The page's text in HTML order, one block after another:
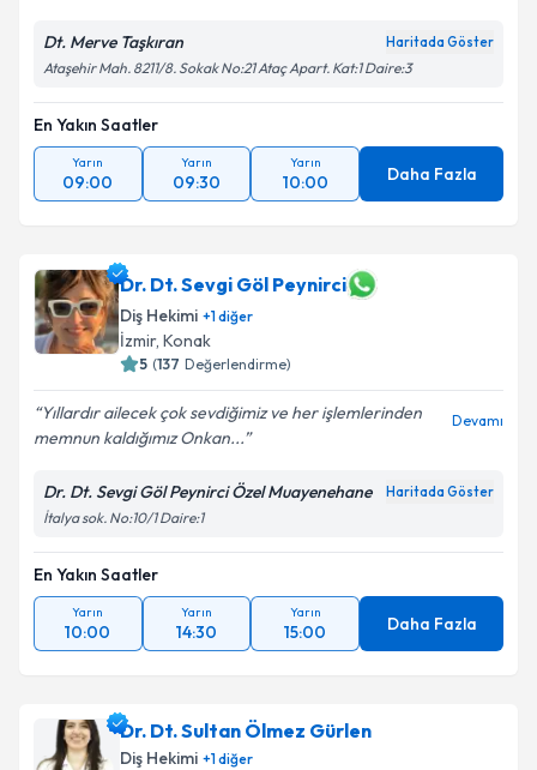
Takvim Talebini Gönder
Dt. Merve Taşkıran Haritada Göster
Ataşehir Mah. 8211/8. Sokak No:21 Ataç Apart. Kat:1 Daire:3
En Yakın Saatler
Yarın
09:00
Yarın
09:30
Yarın
10:00 Daha Fazla
Dr. Dt. Sevgi Göl Peynirci
Diş Hekimi +1diğer
İzmir, Konak
5 (137 Değerlendirme)
Yıllardır ailecek çok sevdiğimiz ve her işlemlerinden
memnun kaldığımız Onkan...
Devamı
Dr. Dt. Sevgi Göl Peynirci Özel Muayenehane Haritada Göster
İtalya sok. No:10/1 Daire:1
En Yakın Saatler
Yarın
10:00
Yarın
14:30
Yarın
15:00 Daha Fazla
Dr. Dt. Sultan Ölmez Gürlen
Diş Hekimi +1diğer